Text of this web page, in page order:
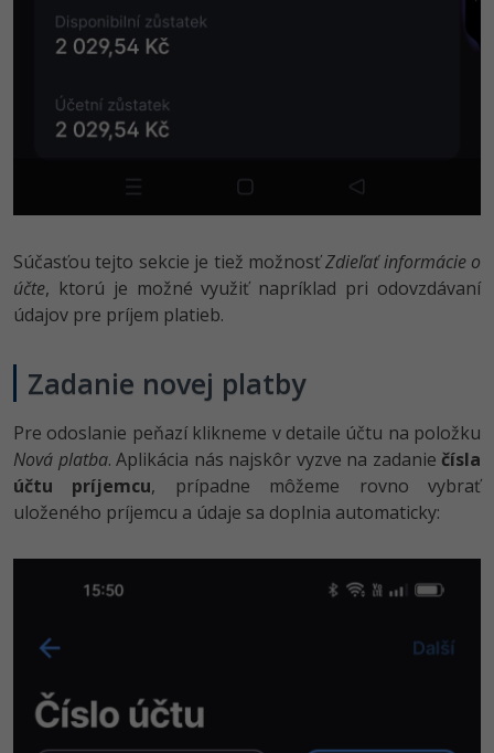
Súčasťou tejto sekcie je tiež možnosťZdieľať informácie o
účte, ktorú je možné využiť napríklad pri odovzdávaní
údajov pre príjem platieb.
Zadanie novej platby
Pre odoslanie peňazí klikneme v detaile účtu na položku
Nová platba. Aplikácia nás najskôr vyzve na zadanie čísla
účtu príjemcu, prípadne môžeme rovno vybrať
uloženého príjemcu a údaje sa doplnia automaticky: